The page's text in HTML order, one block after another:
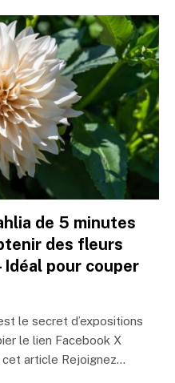
de 5 minutes
des fleurs
Idéal pour couper
le secret d’expositions
le lien Facebook X
article Rejoignez…